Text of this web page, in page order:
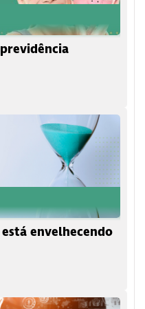
envelhecendo